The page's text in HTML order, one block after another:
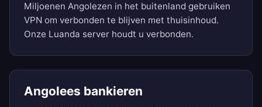
Miljoenen Angolezen in het buitenland gebruiken
VPN om verbonden te blijven met thuisinhoud.
Onze Luanda server houdt u verbonden.
Angolees bankieren